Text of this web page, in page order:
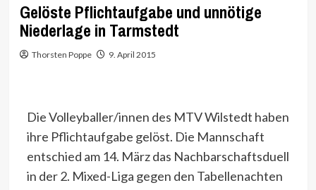
Gelöste Pflichtaufgabe und unnötige
Niederlage in Tarmstedt
Thorsten Poppe 9. April 2015
Die Volleyballer/innen des MTV Wilstedt haben
ihre Pflichtaufgabe gelöst. Die Mannschaft
entschied am 14. März das Nachbarschaftsduell
in der 2. Mixed-Liga gegen den Tabellenachten